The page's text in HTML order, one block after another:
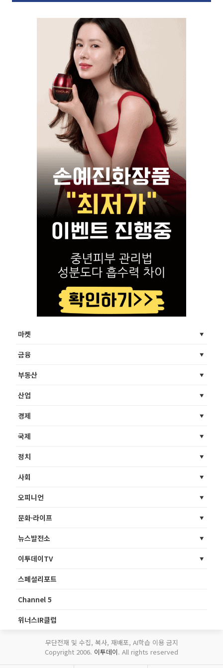
마켓
금융
부동산
산업
경제
국제
정치
사회
오피니언
문화·라이프
뉴스발전소
이투데이TV
스페셜리포트
Channel 5
위너스IR클럽
무단전재 및 수집, 복사, 재배포, AI학습 이용 금지
Copyright 2006. 이투데이. All rights reserved